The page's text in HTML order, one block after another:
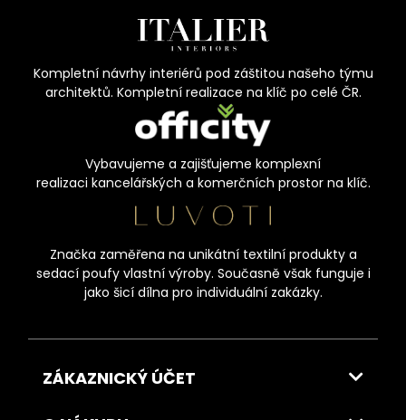
Kompletní návrhy interiérů pod záštitou našeho týmu
architektů. Kompletní realizace na klíč po celé ČR.
Vybavujeme a zajišťujeme komplexní
realizaci kancelářských a komerčních prostor na klíč.
Značka zaměřena na unikátní textilní produkty a
sedací poufy vlastní výroby. Současně však funguje i
jako šicí dílna pro individuální zakázky.
ZÁKAZNICKÝ ÚČET